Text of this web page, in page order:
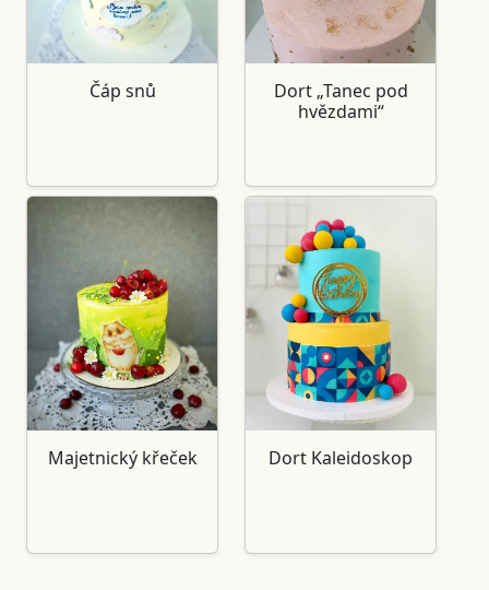
Čáp snů
Dort „Tanec pod
hvězdami“
Majetnický křeček Dort Kaleidoskop